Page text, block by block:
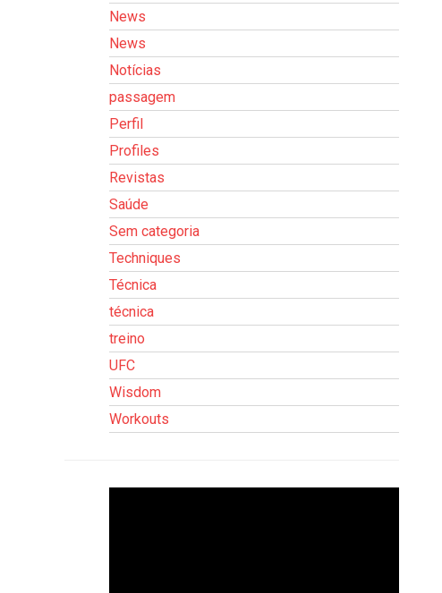
News
News
Notícias
passagem
Perfil
Profiles
Revistas
Saúde
Sem categoria
Techniques
Técnica
técnica
treino
UFC
Wisdom
Workouts